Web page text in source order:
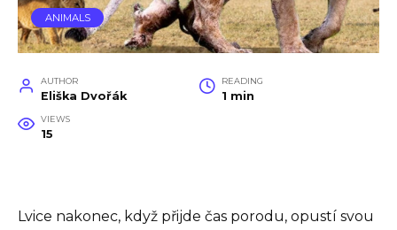
ANIMALS
AUTHOR
Eliška Dvořák
READING
1 min
VIEWS
15
Lvice nakonec, když přijde čas porodu, opustí svou